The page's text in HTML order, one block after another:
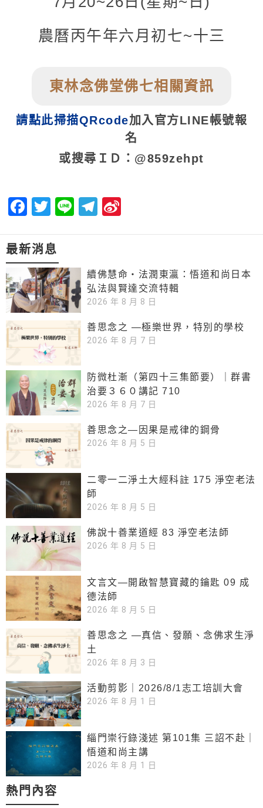
農曆丙午年六月初七~十三
東林念佛堂佛七相關資訊
請點此掃描QRcode加入官方LINE帳號報
名
或搜尋ＩＤ：@859zehpt
Facebook
Twitter
LineTelegram
最新消息
續佛慧命‧法潤東瀛：悟道和尚日本
弘法與賢達交流特輯
2026 年 8 月 8 日
善思念之 —極樂世界，特別的學校
2026 年 8 月 7 日
防微杜漸（第四十三集節要）｜群書
治要３６０講記 710
2026 年 8 月 7 日
善思念之—因果是戒律的鋼骨
2026 年 8 月 5 日
二零一二淨土大經科註 175 淨空老法
師
2026 年 8 月 5 日
佛說十善業道經 83 淨空老法師
2026 年 8 月 5 日
文言文—開啟智慧寶藏的鑰匙 09 成
德法師
2026 年 8 月 5 日
善思念之 —真信、發願、念佛求生淨
土
2026 年 8 月 3 日
活動剪影｜2026/8/1志工培訓大會
2026 年 8 月 1 日
緇門崇行錄淺述 第101集 三詔不赴｜
悟道和尚主講
2026 年 8 月 1 日
熱門內容